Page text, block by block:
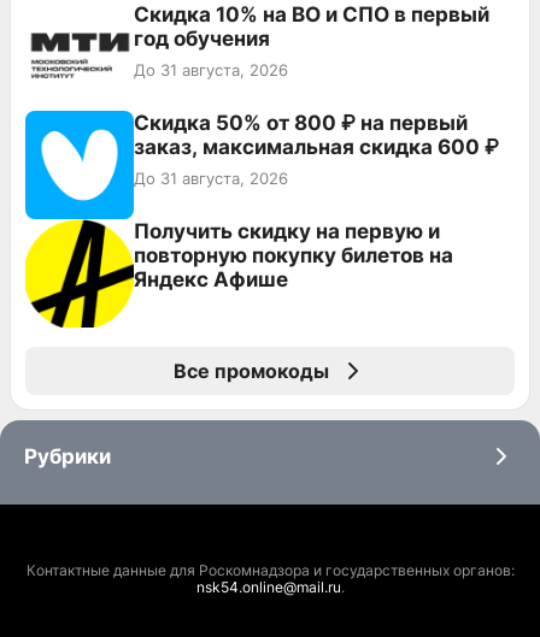
Скидка 10% на ВО и СПО в первый
год обучения
До 31 августа, 2026
Скидка 50% от 800 ₽ на первый
заказ, максимальная скидка 600 ₽
До 31 августа, 2026
Получить скидку на первую и
повторную покупку билетов на
Яндекс Афише
Все промокоды
Рубрики
Контактные данные для Роскомнадзора и государственных органов:
nsk54.online@mail.ru.